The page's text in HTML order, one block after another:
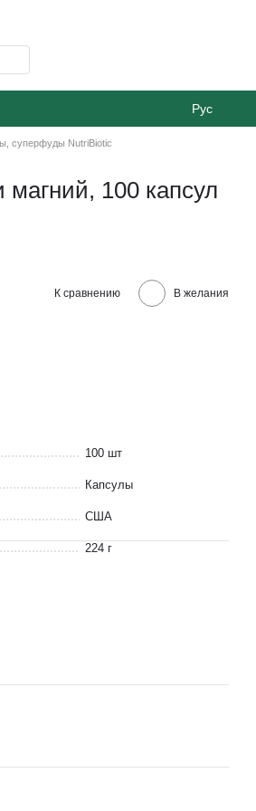
Рус
суперфуды NutriBiotic
100 капсул
К сравнению В желания
100 шт
Капсулы
США
224 г